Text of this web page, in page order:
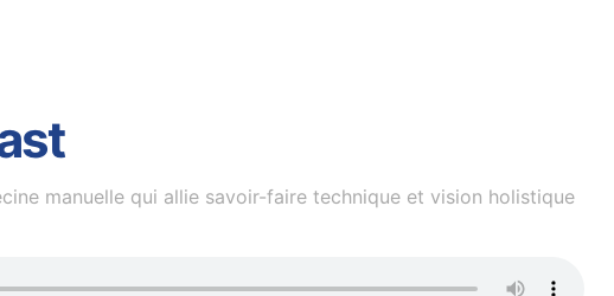
manuelle qui allie savoir-faire technique et vision holistique